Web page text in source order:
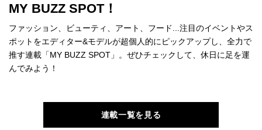
MY BUZZ SPOT！
ファッション、ビューティ、アート、フード...注目のイベントやス
ポットをエディター&モデルが超個人的にピックアップし、全力で
推す連載「MY BUZZ SPOT」。ぜひチェックして、休日に足を運
んでみよう！
連載一覧を見る